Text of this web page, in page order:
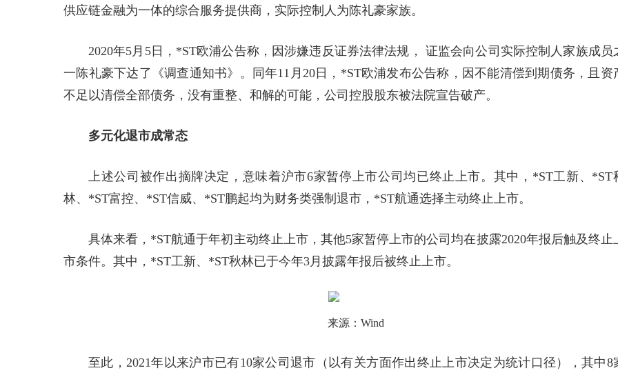
供应链金融为一体的综合服务提供商，实际控制人为陈礼豪家族。
2020年5月5日，*ST欧浦公告称，因涉嫌违反证券法律法规， 证监会向公司实际控制人家族成员
一陈礼豪下达了《调查通知书》。同年11月20日，*ST欧浦发布公告称，因不能清偿到期债务，且资
不足以清偿全部债务，没有重整、和解的可能，公司控股股东被法院宣告破产。
多元化退市成常态
上述公司被作出摘牌决定，意味着沪市6家暂停上市公司均已终止上市。其中，*ST工新、*ST
林、*ST富控、*ST信威、*ST鹏起均为财务类强制退市，*ST航通选择主动终止上市。
具体来看，*ST航通于年初主动终止上市，其他5家暂停上市的公司均在披露2020年报后触及终止
市条件。其中，*ST工新、*ST秋林已于今年3月披露年报后被终止上市。
来源：Wind
至此，2021年以来沪市已有10家公司退市（以有关方面作出终止上市决定为统计口径），其中8